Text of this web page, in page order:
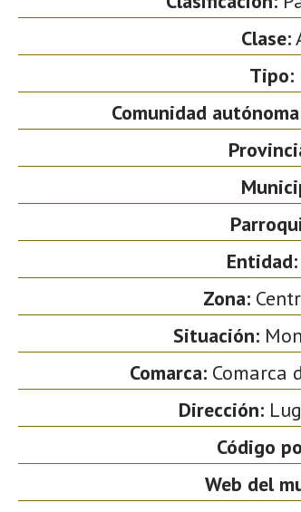
Clase:
Tipo:
Comunidad
Entidad:
Zona:
Situación:
Comarca:Comarca
Dirección:
Código
Web del